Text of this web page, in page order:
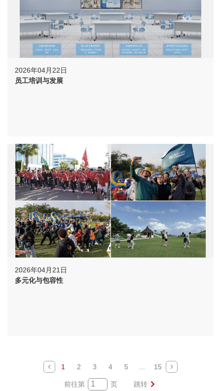
2026年04月22日
员工培训与发展
2026年04月21日
多元化与包容性
1 2 3 4 5 ... 15
前往第 页 跳转